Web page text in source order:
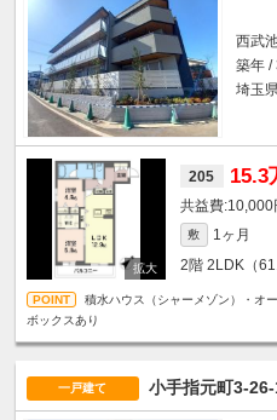
西武
築年 /
埼玉
205 15.3
10,000
敷 1ヶ月
2階 2LDK（
積水ハウス（シャーメゾン）・オ
ボックスあり
一戸建て 小手指元町3-